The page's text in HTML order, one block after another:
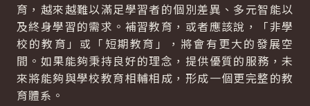
育，越來越難以滿足學習者的個別差異、多元智能以
及終身學習的需求。補習教育，或者應該說，「非學
校的教育」或「短期教育」，將會有更大的發展空
間。如果能夠秉持良好的理念，提供優質的服務，未
來將能夠與學校教育相輔相成，形成一個更完整的教
育體系。